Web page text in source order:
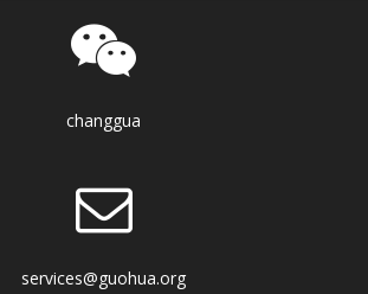
changgua
services@guohua.org